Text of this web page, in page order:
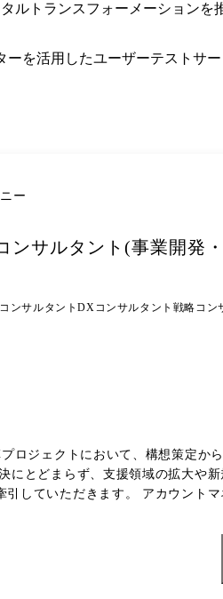
ルトランスフォーメーション
を活用したユーザーテストサー
ー
ンサルタント(事業開発
ンサルタントDXコンサルタント 戦略コン
ロジェクトにおいて、構想策定か
にとどまらず、支援領域の拡大や
ウント戦略の策定 ・顧客経営層とのリレーション構築 ・担
・プロジェクトにおけるPL・リスク管
(面接・リクルーター業務等) 自社事業開発 ・顧客支援を通
ー様に向けた全社中長期DX戦略策定支援 経営層や事業部門を巻き込みなが